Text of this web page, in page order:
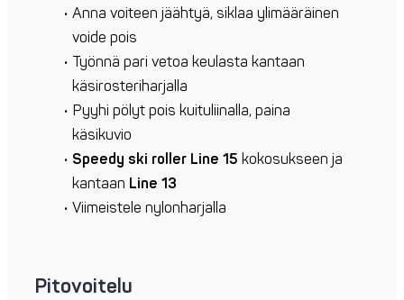
Anna voiteen jäähtyä, siklaa ylimääräinen
voide pois
Työnnä pari vetoa keulasta kantaan
käsirosteriharjalla
Pyyhi pölyt pois kuituliinalla, paina
käsikuvio
Speedy ski roller Line 15 kokosukseen ja
kantaan Line 13
Viimeistele nylonharjalla
Pitovoitelu